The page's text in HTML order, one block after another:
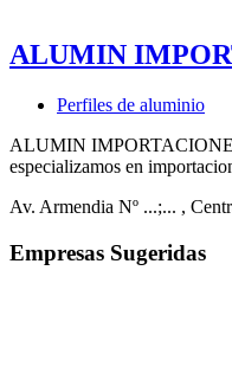
ALUMIN
Perfiles de aluminio
ALUMIN
especializamos en
Av. Armendia Nº ...;... ,
Empresas Sugeridas